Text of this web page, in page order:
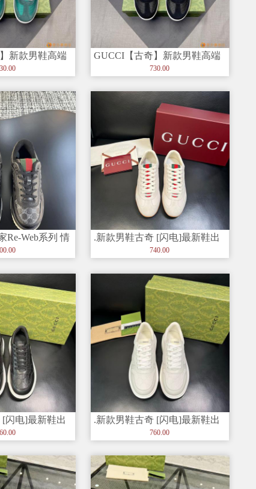
新款男鞋高端
休闲男鞋，潮
GUCCI【古奇】新款男鞋高端
品牌，最新時尚休闲男鞋，潮
730.00
Re-Web系列 情
.新款男鞋古奇 [闪电]最新鞋出
货。原单品质 时尚潮
740.00
闪电]最新鞋出
尚潮
.新款男鞋古奇 [闪电]最新鞋出
货。原单品质 时尚潮
760.00